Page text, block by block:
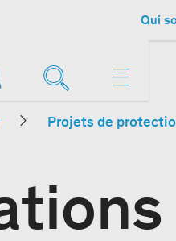
Qui
Projets de